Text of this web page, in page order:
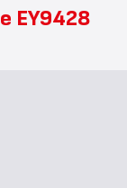
EY9428